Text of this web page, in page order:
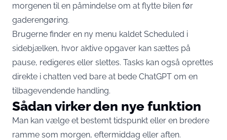
morgenen til en påmindelse om at flytte bilen før
gaderengøring.
Brugerne finder en ny menu kaldet Scheduled i
sidebjælken, hvor aktive opgaver kan sættes på
pause, redigeres eller slettes. Tasks kan også oprettes
direkte i chatten ved bare at bede ChatGPT om en
tilbagevendende handling.
Sådan virker den nye funktion
Man kan vælge et bestemt tidspunkt eller en bredere
ramme som morgen, eftermiddag eller aften.